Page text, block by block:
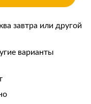
завтра или другой
варианты